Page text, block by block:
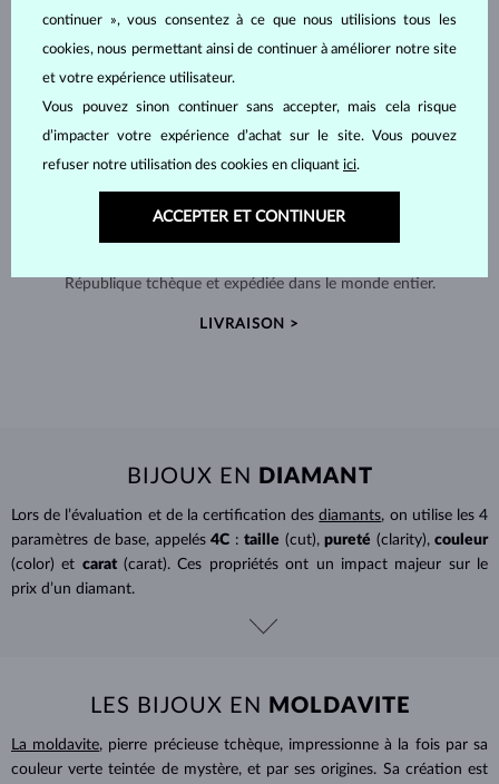
FABRIQUÉS À LA MAIN À PRAGUE
République tchèque et expédiée dans le monde entier.
LIVRAISON >
BIJOUX EN DIAMANT
Lors de l’évaluation et de la certification desdiamants, on utilise les 4
paramètres de base, appelés 4C : taille (cut), pureté (clarity), couleur
(color) et carat (carat). Ces propriétés ont un impact majeur sur le
prix d’un diamant.
LES BIJOUX EN MOLDAVITE
La moldavite, pierre précieuse tchèque, impressionne à la fois par sa
couleur verte teintée de mystère, et par ses origines. Sa création est
continuer », vous consentez à ce que nous utilisions tous les
cookies, nous permettant ainsi de continuer à améliorer notre site
et votre expérience utilisateur.
Vous pouvez sinon continuer sans accepter, mais cela risque
d’impacter votre expérience d’achat sur le site. Vous pouvez
refuser notre utilisation des cookies en cliquant ici.
ACCEPTER ET CONTINUER